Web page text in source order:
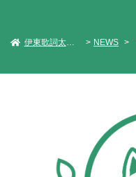
伊東歌詞太郎 Official Web Site NEWS